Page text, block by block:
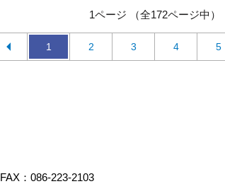
1ページ （全172ページ中）
1 2 3 4 5
FAX：086-223-2103